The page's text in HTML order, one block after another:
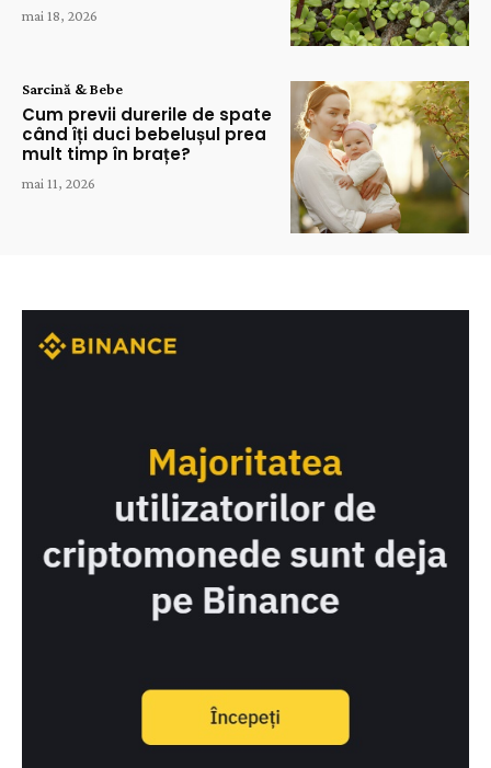
mai 18, 2026
Sarcină & Bebe
Cum previi durerile de spate
când îți duci bebelușul prea
mult timp în brațe?
mai 11, 2026